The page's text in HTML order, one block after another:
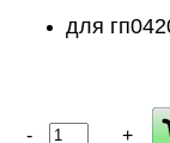
для
- +